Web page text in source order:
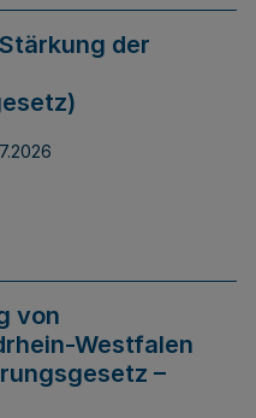
der
von
Westfalen
–